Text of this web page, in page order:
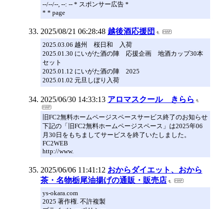
--/--/--, --: -- * スポンサー広告 *
* * page
2025/08/21 06:28:48 越後酒応援団
2025.03.06 越州 桜日和 入荷
2025.01.30 にいがた酒の陣 応援企画 地酒カップ30本
セット
2025.01.12 にいがた酒の陣 2025
2025.01.02 元旦しぼり入荷
2025/06/30 14:33:13 アロマスクール きらら
旧FC2無料ホームページスペースサービス終了のお知らせ
下記の「旧FC2無料ホームページスペース」は2025年06
月30日をもちましてサービスを終了いたしました。
FC2WEB
http://www.
2025/06/06 11:41:12 おからダイエット、おから
茶・名物栃尾油揚げの通販・販売店
ys-okara.com
2025 著作権. 不許複製